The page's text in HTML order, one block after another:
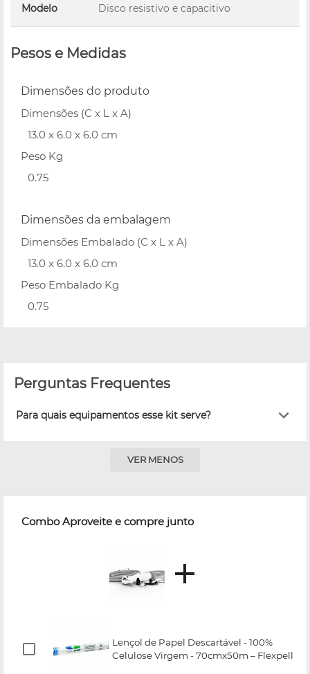
Modelo Disco resistivo e capacitivo
Pesos e Medidas
Dimensões do produto
Dimensões (C x L x A)
13.0 x 6.0 x 6.0 cm
Peso Kg
0.75
Dimensões da embalagem
Dimensões Embalado (C x L x A)
13.0 x 6.0 x 6.0 cm
Peso Embalado Kg
0.75
Perguntas Frequentes
Para quais equipamentos esse kit serve?
VER MENOS
Combo Aproveite e compre junto
Lençol de Papel Descartável - 100%
Celulose Virgem - 70cmx50m – Flexpell